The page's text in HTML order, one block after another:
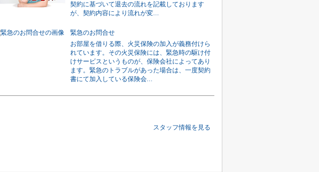
契約に基づいて退去の流れを記載しております
が、契約内容により流れが変...
緊急のお問合せ
お部屋を借りる際、火災保険の加入が義務付けら
れています。その火災保険には、緊急時の駆け付
けサービスというものが、保険会社によってあり
ます。緊急のトラブルがあった場合は、一度契約
書にて加入している保険会...
スタッフ情報を見る